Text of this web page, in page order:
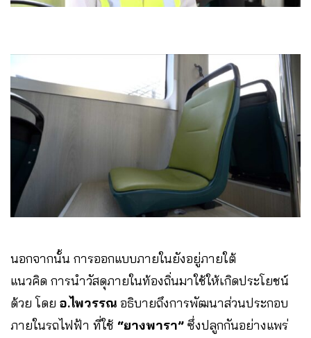
นอกจากนั้น การออกแบบภายในยังอยู่ภายใต้
แนวคิด การนำวัสดุภายในท้องถิ่นมาใช้ให้เกิดประโยชน์
ด้วย โดย อ.ไพวรรณ อธิบายถึงการพัฒนาส่วนประกอบ
ภายในรถไฟฟ้า ที่ใช้ “ยางพารา” ซึ่งปลูกกันอย่างแพร่